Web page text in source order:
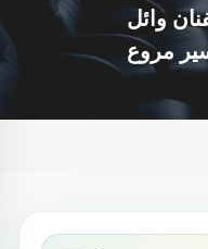
وائل
مروع